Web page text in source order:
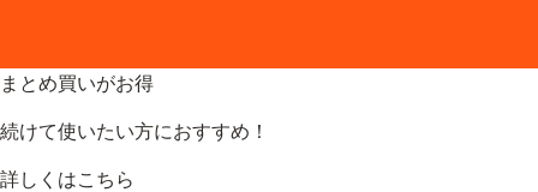
まとめ買いがお得
続けて使いたい方におすすめ！
詳しくはこちら